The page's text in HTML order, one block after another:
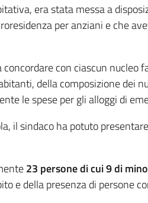
era stata messa a
per anziani e che
con ciascun nucleo
della composizione dei
le spese per gli alloggi di
il sindaco ha potuto
23 persone di cui 9 di
e della presenza di persone